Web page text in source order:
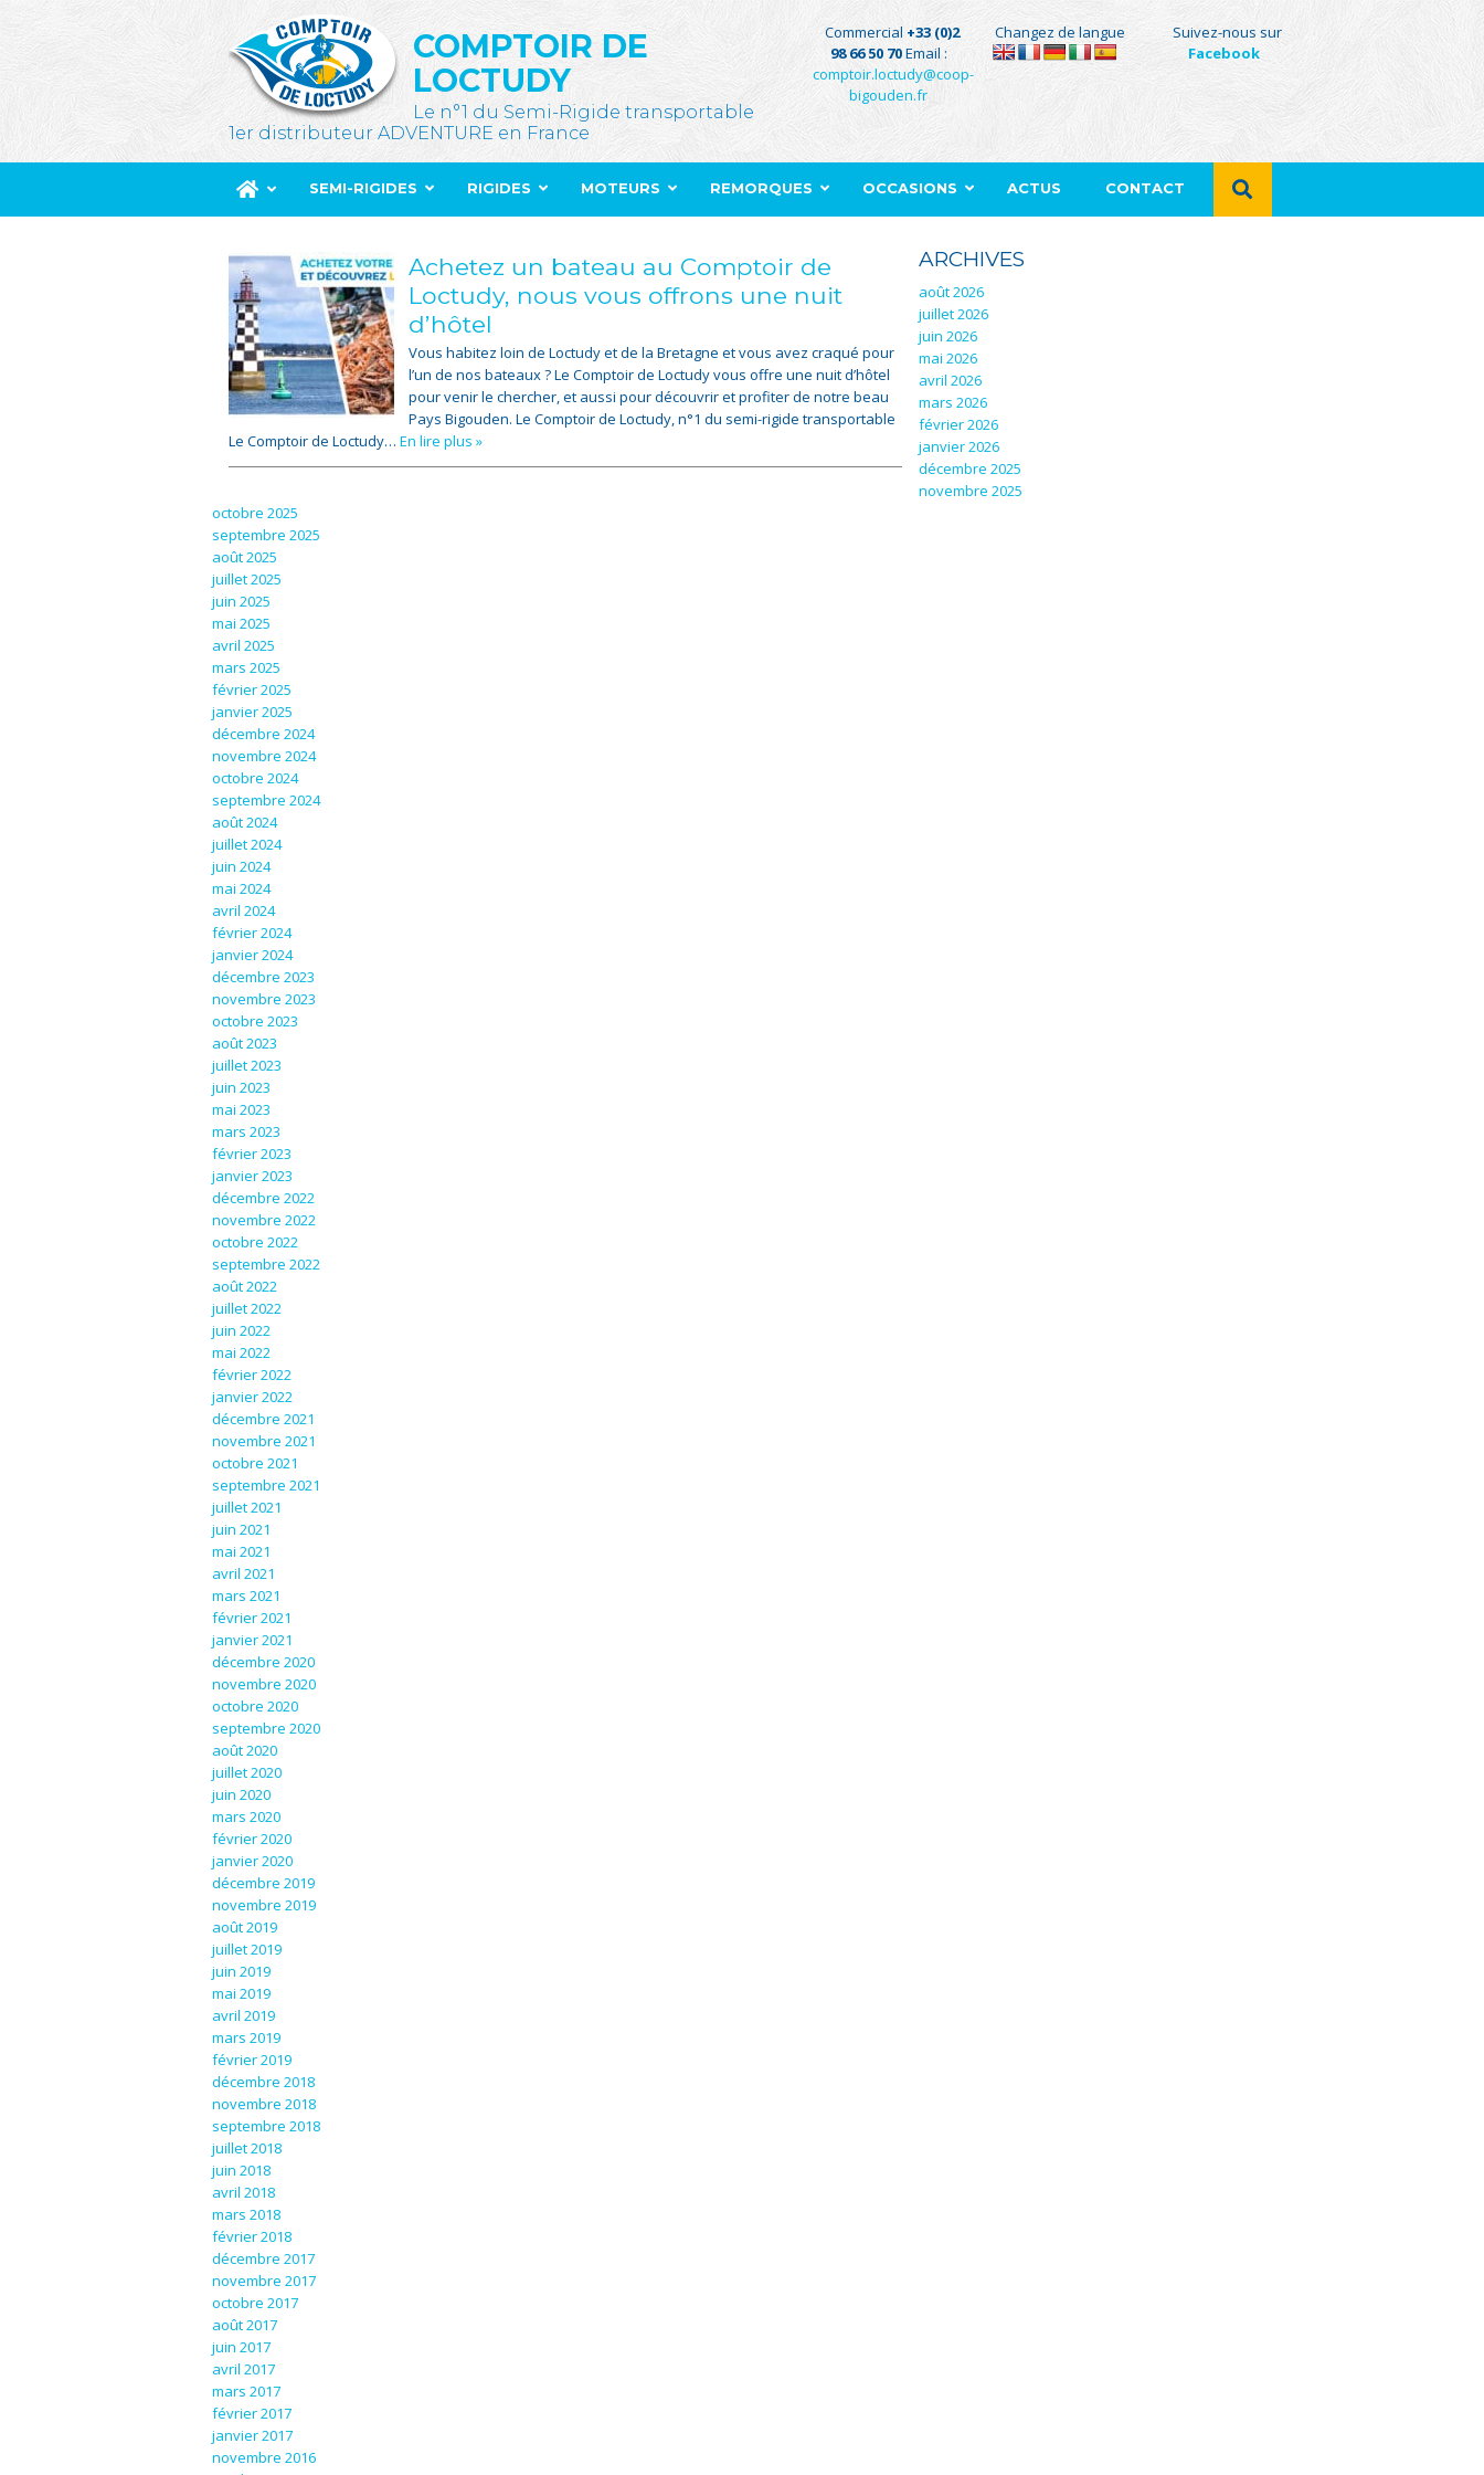
COMPTOIR DE
LOCTUDY
Le n°1 du Semi-Rigide transportable
1er distributeur ADVENTURE en France
Commercial +33 (0)2
98 66 50 70Email :
comptoir.loctudy@coop-
bigouden.fr
Changez de langue
Suivez-nous sur
Facebook
SEMI-RIGIDES RIGIDES MOTEURS REMORQUES OCCASIONS ACTUS CONTACT
Achetez un bateau au Comptoir de
Loctudy, nous vous offrons une nuit
d’hôtel
Vous habitez loin de Loctudy et de la Bretagne et vous avez craqué pour
l’un de nos bateaux ? Le Comptoir de Loctudy vous offre une nuit d’hôtel
pour venir le chercher, et aussi pour découvrir et profiter de notre beau
Pays Bigouden. Le Comptoir de Loctudy, n°1 du semi-rigide transportable
Le Comptoir de Loctudy… En lire plus »
ARCHIVES
août 2026
juillet 2026
juin 2026
mai 2026
avril 2026
mars 2026
février 2026
janvier 2026
décembre 2025
novembre 2025
octobre 2025
septembre 2025
août 2025
juillet 2025
juin 2025
mai 2025
avril 2025
mars 2025
février 2025
janvier 2025
décembre 2024
novembre 2024
octobre 2024
septembre 2024
août 2024
juillet 2024
juin 2024
mai 2024
avril 2024
février 2024
janvier 2024
décembre 2023
novembre 2023
octobre 2023
août 2023
juillet 2023
juin 2023
mai 2023
mars 2023
février 2023
janvier 2023
décembre 2022
novembre 2022
octobre 2022
septembre 2022
août 2022
juillet 2022
juin 2022
mai 2022
février 2022
janvier 2022
décembre 2021
novembre 2021
octobre 2021
septembre 2021
juillet 2021
juin 2021
mai 2021
avril 2021
mars 2021
février 2021
janvier 2021
décembre 2020
novembre 2020
octobre 2020
septembre 2020
août 2020
juillet 2020
juin 2020
mars 2020
février 2020
janvier 2020
décembre 2019
novembre 2019
août 2019
juillet 2019
juin 2019
mai 2019
avril 2019
mars 2019
février 2019
décembre 2018
novembre 2018
septembre 2018
juillet 2018
juin 2018
avril 2018
mars 2018
février 2018
décembre 2017
novembre 2017
octobre 2017
août 2017
juin 2017
avril 2017
mars 2017
février 2017
janvier 2017
novembre 2016